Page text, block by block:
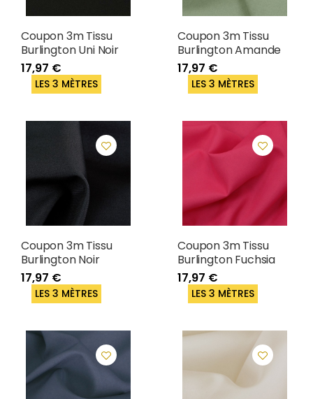
Coupon 3m Tissu
Burlington Uni Noir
17,97 €
LES 3 MÈTRES
Coupon 3m Tissu
Burlington Amande
17,97 €
LES 3 MÈTRES
Coupon 3m Tissu
Burlington Noir
17,97 €
LES 3 MÈTRES
Coupon 3m Tissu
Burlington Fuchsia
17,97 €
LES 3 MÈTRES